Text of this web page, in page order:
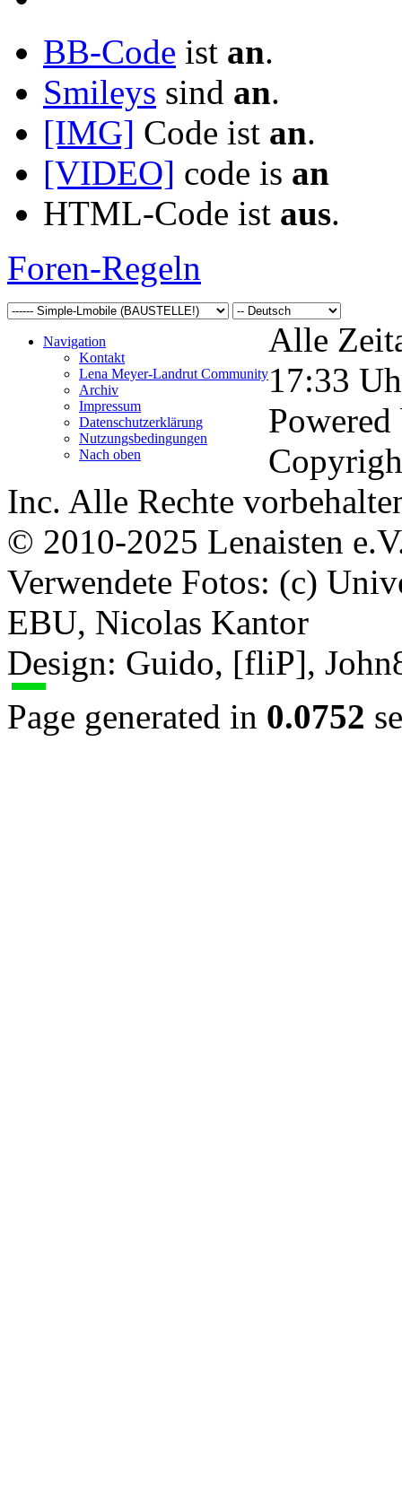
BB-Code ist an.
Smileys sind an.
[IMG] Code ist an.
[VIDEO] code is an
HTML-Code ist aus.
Foren-Regeln
Navigation
Kontakt
Lena Meyer-Landrut Community
Archiv
Impressum
Datenschutzerklärung
Nutzungsbedingungen
Nach oben
Alle
17:33
Inc. Alle Rechte
© 2010-2025 Lenaisten
Verwendete Fotos: (c)
EBU, Nicolas Kantor
Design: Guido, [fliP],
Page generated in 0.0752